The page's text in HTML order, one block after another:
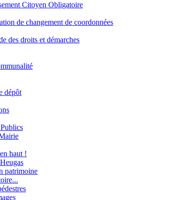
Citoyen Obligatoire
de changement de coordonnées
des droits et démarches
dépôt
haut !
patrimoine